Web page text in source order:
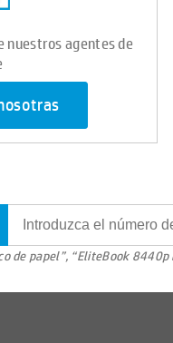
nuestros agentes de
de papel”, “EliteBook 8440p